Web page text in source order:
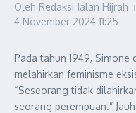
Oleh Redaksi Jalan Hijrah
4 November 2024 11:25
Pada tahun 1949, Simone
melahirkan feminisme
“Seseorang tidak
seorang perempuan.”